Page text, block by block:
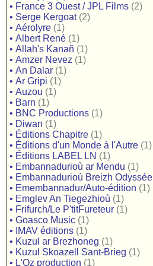
• France 3 Ouest / JPL Films (2)
• Serge Kergoat (2)
• Aérolyre (1)
• Albert René (1)
• Allah's Kanañ (1)
• Amzer Nevez (1)
• An Dalar (1)
• Ar Gripi (1)
• Auzou (1)
• Barn (1)
• BNC Productions (1)
• Diwan (1)
• Éditions Chapitre (1)
• Éditions d'un Monde à l'Autre (1)
• Éditions LABEL LN (1)
• Embannadurioù ar Mendu (1)
• Embannadurioù Breizh Odyssée
• Emembannadur/Auto-édition (1)
• Emglev An Tiegezhioù (1)
• Frifurch/Le P'titFureteur (1)
• Goasco Music (1)
•
IMAV éditions (1)
• Kuzul ar Brezhoneg (1)
• Kuzul Skoazell Sant-Brieg (1)
• L'Oz production (1)